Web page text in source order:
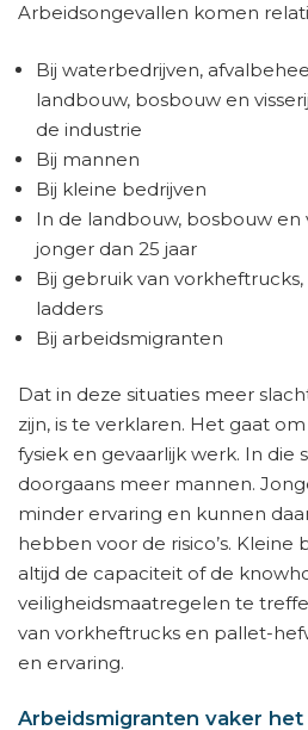
Arbeidsongevallen komen
Bij waterbedrijven,
landbouw, bosbouw en
de industrie
Bij mannen
Bij kleine bedrijven
In de landbouw, bosbouw en
jonger dan 25 jaar
Bij gebruik van
ladders
Bij arbeidsmigranten
Dat in deze situaties meer
zijn, is te verklaren. Het gaat
fysiek en gevaarlijk werk. In die
doorgaans meer mannen.
minder ervaring en kunnen
hebben voor de risico’s.
altijd de capaciteit of de
veiligheidsmaatregelen te
van vorkheftrucks en pallet-
en ervaring.
Arbeidsmigranten vaker